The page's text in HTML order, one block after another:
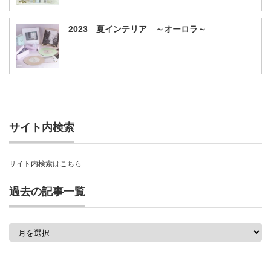
2023 夏インテリア ～オーロラ～
サイト内検索
サイト内検索はこちら
過去の記事一覧
過